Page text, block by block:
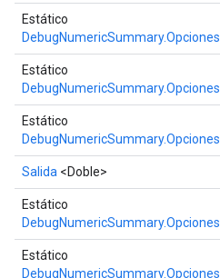
Estático
DebugNumericSummary.Opciones
Estático
DebugNumericSummary.Opciones
Estático
DebugNumericSummary.Opciones
Salida <Doble>
Estático
DebugNumericSummary.Opciones
Estático
DebugNumericSummary.Opciones